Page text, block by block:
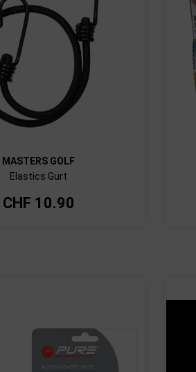
MASTERS GOLF
Elastics Gurt
CHF 10.90